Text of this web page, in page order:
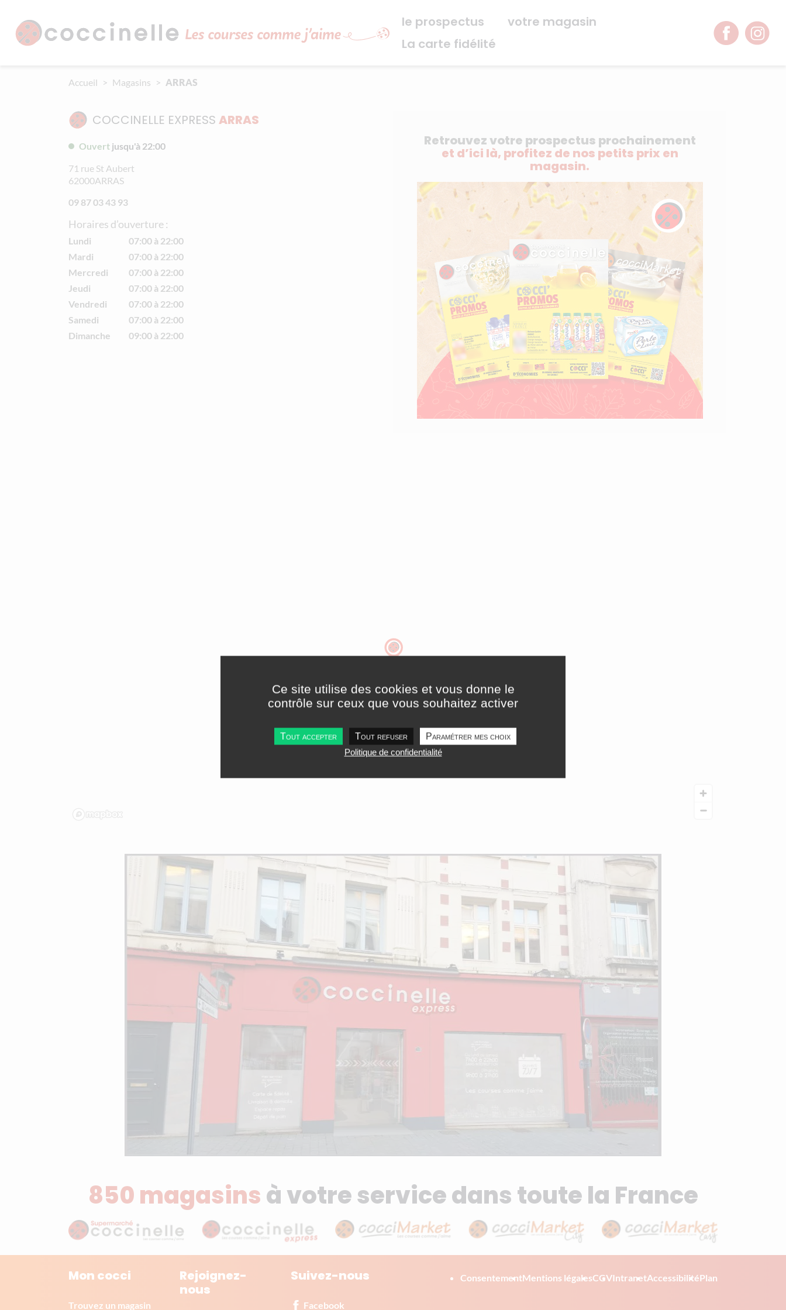
Navigation principale
le prospectus
votre magasin
La carte fidélité
Accueil Magasins ARRAS
COCCINELLE EXPRESS ARRAS
Ouvert jusqu'à 22:00
71 rue St Aubert
62000ARRAS
09 87 03 43 93
Horaires d’ouverture :
Lundi
07:00 à 22:00
Mardi
07:00 à 22:00
Mercredi
07:00 à 22:00
Jeudi
07:00 à 22:00
Vendredi
07:00 à 22:00
Samedi
07:00 à 22:00
Dimanche
09:00 à 22:00
Retrouvez votre prospectus prochainement
et d’ici là, profitez de nos petits prix en
magasin.
850 magasinsà votre service dans toute la France
Mon cocci
Trouvez un magasin
Rejoignez-
nous
Suivez-nous
Facebook
Corporate
ConsentementMentions légalesCGVIntranetAccessibilitéPlan
Ce site utilise des cookies et vous donne le
contrôle sur ceux que vous souhaitez activer
Tout accepter Tout refuser
Paramétrer mes choix
Politique de confidentialité